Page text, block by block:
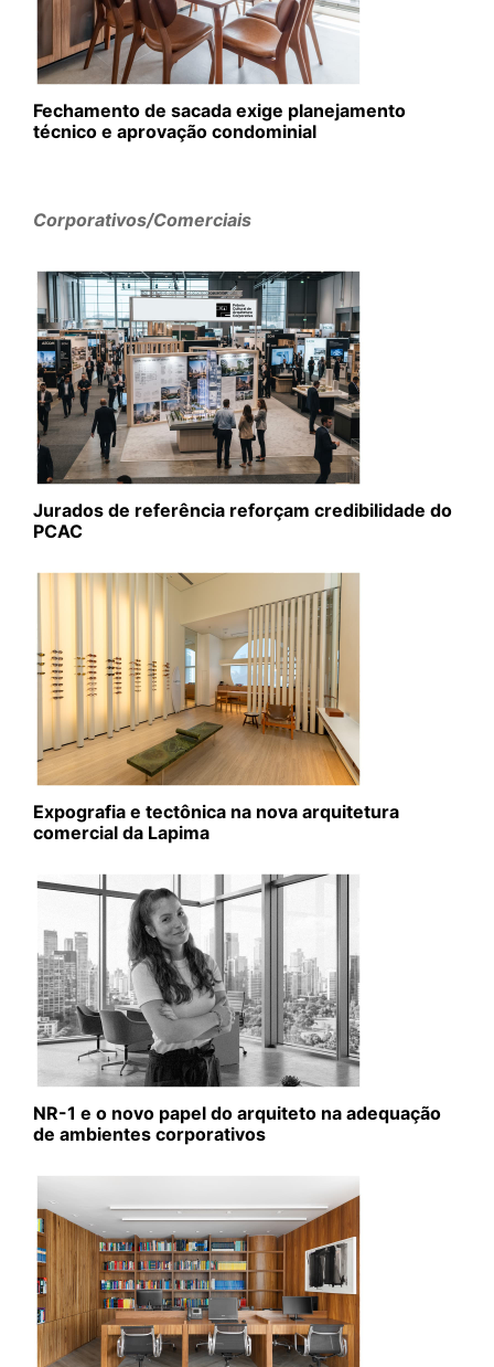
Fechamento de sacada exige planejamento
técnico e aprovação condominial
Corporativos/Comerciais
Jurados de referência reforçam credibilidade do
PCAC
Expografia e tectônica na nova arquitetura
comercial da Lapima
NR-1 e o novo papel do arquiteto na adequação
de ambientes corporativos